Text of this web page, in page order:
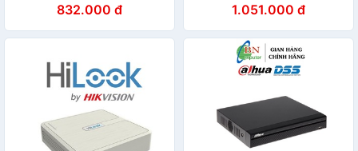
832.000 đ 1.051.000 đ